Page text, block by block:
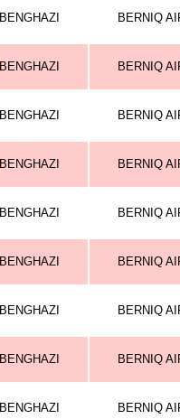
BENGHAZI BERNIQ
BENGHAZI BERNIQ
BENGHAZI BERNIQ
BENGHAZI BERNIQ
BENGHAZI BERNIQ
BENGHAZI BERNIQ
BENGHAZI BERNIQ
BENGHAZI BERNIQ
BENGHAZI BERNIQ